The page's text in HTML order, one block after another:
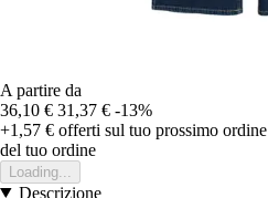
A partire da
36,10 € 31,37 € -13%
+1,57 € offerti sul tuo prossimo ordine
del tuo ordine
Loading...
Descrizione